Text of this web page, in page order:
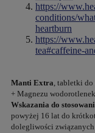
https://
conditions/
heartburn
https://
tea#caffeine-
Manti Extra , tabletki
+ Magnezu
Wskazania do
powyżej 16 lat do
dolegliwości związanych